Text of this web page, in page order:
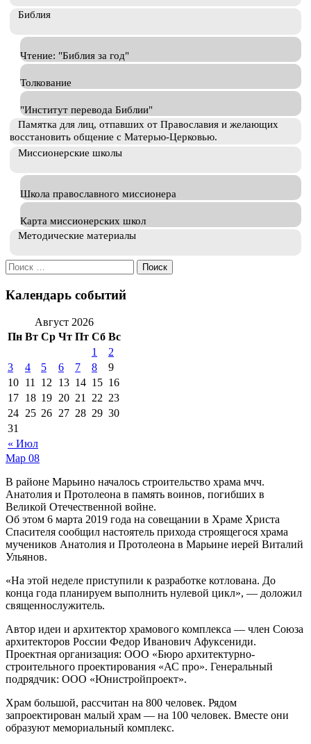
Библия
Чтение: "Библия за год"
Толкование
"Институт перевода Библии"
Памятка для лиц, отпавших от Православия и желающих
восстановить общение с Матерью-Церковью.
Миссионерские школы
Школа православного миссионера
Карта миссионерских школ
Методические материалы
Искать:
Календарь событий
Август 2026
Пн Вт Ср Чт Пт Сб Вс
« Июл
1
2
3
4 5 6 7 8
9
10 11 12 13 14 15 16
17 18 19 20 21 22 23
24 25 26 27 28 29 30
31
Мар 08
В районе Марьино началось строительство храма мчч.
Анатолия и Протолеона в память воинов, погибших в
Великой Отечественной войне.
Об этом 6 марта 2019 года на совещании в Храме Христа
Спасителя сообщил настоятель прихода строящегося храма
мучеников Анатолия и Протолеона в Марьине иерей Виталий
Ульянов.
«На этой неделе приступили к разработке котлована. До
конца года планируем выполнить нулевой цикл», — доложил
священнослужитель.
Автор идеи и архитектор храмового комплекса — член Союза
архитекторов России Федор Иванович Афуксениди.
Проектная организация: ООО «Бюро архитектурно-
строительного проектирования «АС про». Генеральный
подрядчик: ООО «Юнистройпроект».
Храм большой, рассчитан на 800 человек. Рядом
запроектирован малый храм — на 100 человек. Вместе они
образуют мемориальный комплекс.